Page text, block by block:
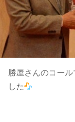
勝屋さんのコー
した